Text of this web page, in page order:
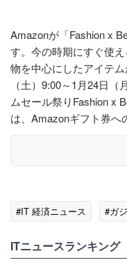
Amazonが「Fashion x
す。今の時期にすぐ使
物を中心にしたアイテ
（土）9:00～1月24日
ムセール祭りFashion x
は、Amazonギフト券へ
#IT 経済ニュース #ガ
ITニュースランキング